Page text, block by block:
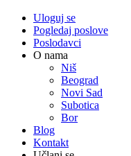
Uloguj se
Pogledaj poslove
Poslodavci
O nama
Niš
Beograd
Novi Sad
Subotica
Bor
Blog
Kontakt